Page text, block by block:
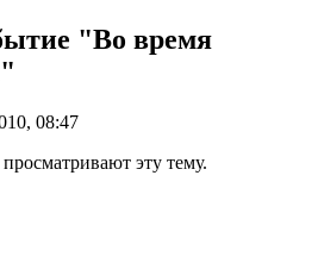
"Во время
08:47
эту тему.